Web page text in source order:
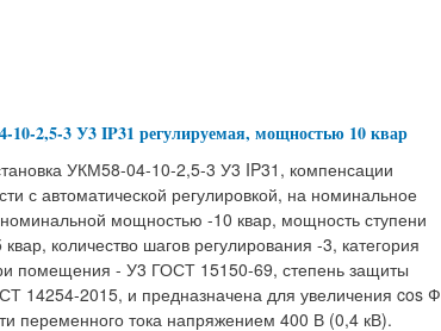
10-2,5-3 У3 IP31 регулируемая, мощностью 10 квар
УКМ58-04-10-2,5-3 У3 IP31, компенсации
с автоматической регулировкой, на номинальное
мощностью -10 квар, мощность ступени
количество шагов регулирования -3, категория
помещения - У3 ГОСТ 15150-69, степень защиты
14254-2015, и предназначена для увеличения cos Ф
переменного тока напряжением 400 В (0,4 кВ).